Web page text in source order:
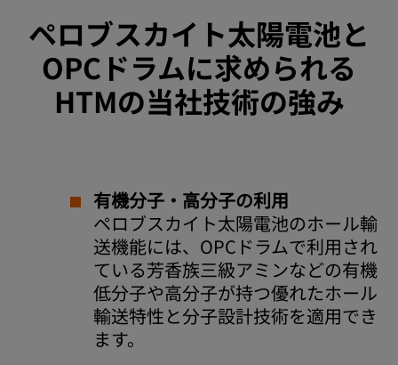
ペロブスカイト太陽電池と
OPCドラムに求められる
HTMの当社技術の強み
有機分子・高分子の利用
ペロブスカイト太陽電池のホール輸
送機能には、OPCドラムで利用され
ている芳香族三級アミンなどの有機
低分子や高分子が持つ優れたホール
輸送特性と分子設計技術を適用でき
ます。